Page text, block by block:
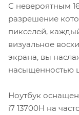
С невероятным
разрешение
пикселей,
визуальное
экрана, вы
насыщенностью
Ноутбук
i7 13700H на